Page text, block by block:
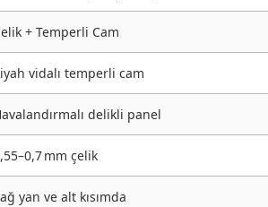
+ Temperli Cam
vidalı temperli cam
delikli panel
mm çelik
yan ve alt kısımda